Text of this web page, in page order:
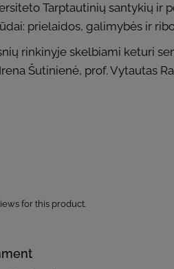
Tarptautinių santykių ir
prielaidos, galimybės ir
rinkinyje skelbiami keturi
Šutinienė, prof. Vytautas
for this product.